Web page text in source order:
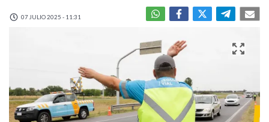
07 JULIO 2025 - 11:31